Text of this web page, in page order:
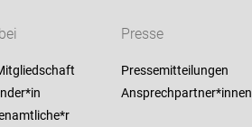
Presse
Pressemitteilungen
Ansprechpartner*innen